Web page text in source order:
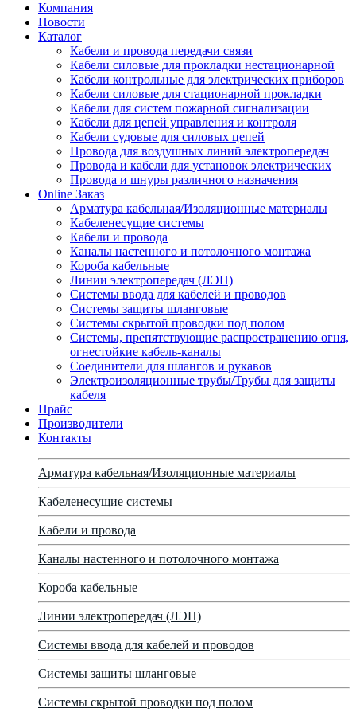
Компания
Новости
Каталог
Кабели и провода передачи связи
Кабели силовые для прокладки нестационарной
Кабели контрольные для электрических приборов
Кабели силовые для стационарной прокладки
Кабели для систем пожарной сигнализации
Кабели для цепей управления и контроля
Кабели судовые для силовых цепей
Провода для воздушных линий электропередач
Провода и кабели для установок электрических
Провода и шнуры различного назначения
Online Заказ
Арматура кабельная/Изоляционные материалы
Кабеленесущие системы
Кабели и провода
Каналы настенного и потолочного монтажа
Короба кабельные
Линии электропередач (ЛЭП)
Системы ввода для кабелей и проводов
Системы защиты шланговые
Системы скрытой проводки под полом
Системы, препятствующие распространению огня,
огнестойкие кабель-каналы
Соединители для шлангов и рукавов
Электроизоляционные трубы/Трубы для защиты
кабеля
Прайс
Производители
Контакты
Арматура кабельная/Изоляционные материалы
Кабеленесущие системы
Кабели и провода
Каналы настенного и потолочного монтажа
Короба кабельные
Линии электропередач (ЛЭП)
Системы ввода для кабелей и проводов
Системы защиты шланговые
Системы скрытой проводки под полом